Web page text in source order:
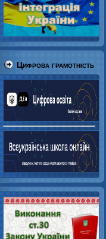
Цифрова грамотність